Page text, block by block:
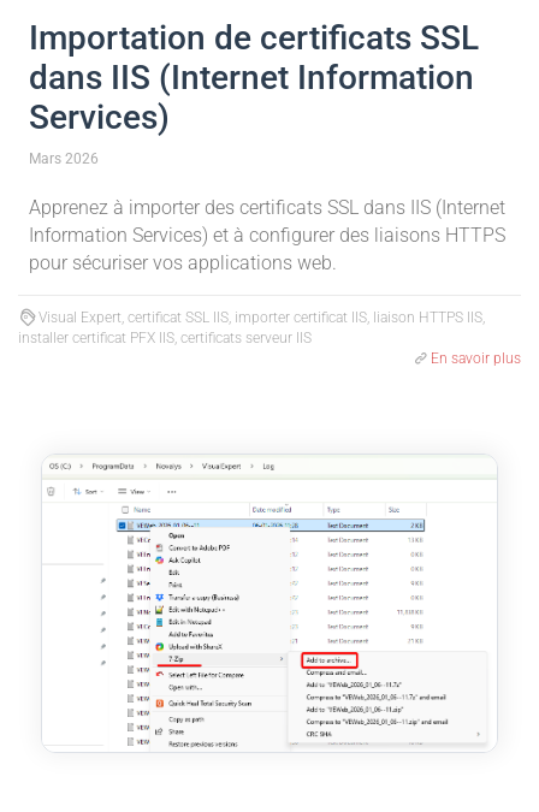
Importation de certificats SSL
dans IIS (Internet Information
Services)
Mars 2026
Apprenez à importer des certificats SSL dans IIS (Internet
Information Services) et à configurer des liaisons HTTPS
pour sécuriser vos applications web.
Visual Expert, certificat SSL IIS, importer certificat IIS, liaison HTTPS IIS,
installer certificat PFX IIS, certificats serveur IIS
En savoir plus